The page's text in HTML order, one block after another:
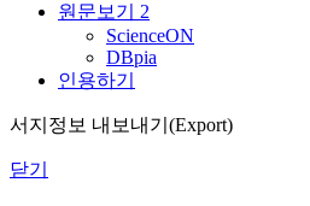
원문보기 2
ScienceON
DBpia
인용하기
서지정보 내보내기(Export)
닫기